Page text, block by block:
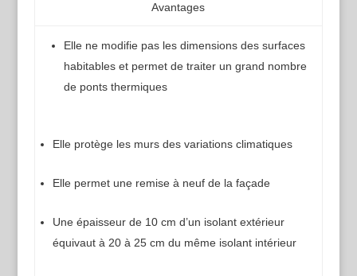
Avantages
Elle ne modifie pas les dimensions des surfaces
habitables et permet de traiter un grand nombre
de ponts thermiques
Elle protège les murs des variations climatiques
Elle permet une remise à neuf de la façade
Une épaisseur de 10 cm d’un isolant extérieur
équivaut à 20 à 25 cm du même isolant intérieur